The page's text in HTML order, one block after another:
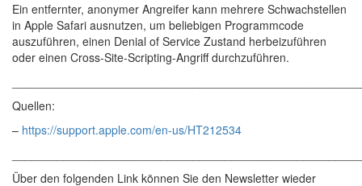
Ein entfernter, anonymer Angreifer kann mehrere Schwachstellen
in Apple Safari ausnutzen, um beliebigen Programmcode
auszuführen, einen Denial of Service Zustand herbeizuführen
oder einen Cross-Site-Scripting-Angriff durchzuführen.
Quellen:
– https://support.apple.com/en-us/HT212534
Über den folgenden Link können Sie den Newsletter wieder